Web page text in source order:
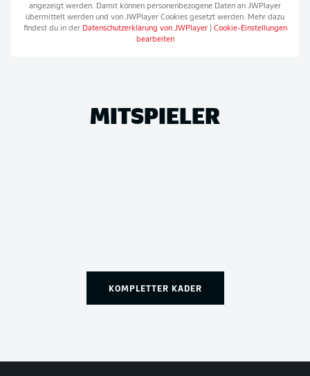
angezeigt werden. Damit können personenbezogene Daten an JWPlayer
übermittelt werden und von JWPlayer Cookies gesetzt werden. Mehr dazu
findest du in der Datenschutzerklärung von JWPlayer| Cookie-Einstellungen
bearbeiten
MITSPIELER
KOMPLETTER KADER